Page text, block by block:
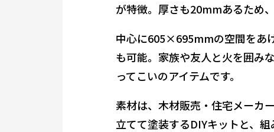
が特徴。厚さも20mmあるため
中心に605×695mmの空間をあ
も可能。家族や友人と火を囲み
ってこいのアイテムです。
素材は、木材販売・住宅メーカ
立てて塗装するDIYキットと、